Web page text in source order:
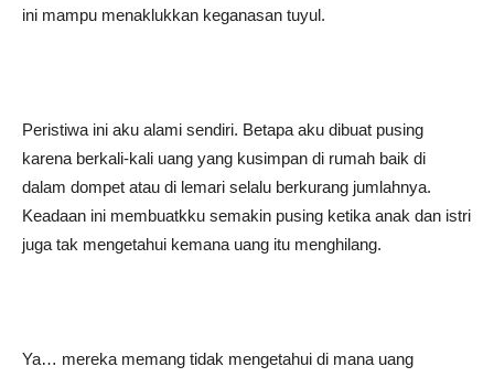
ini mampu menaklukkan keganasan tuyul.
Peristiwa ini aku alami sendiri. Betapa aku dibuat pusing
karena berkali-kali uang yang kusimpan di rumah baik di
dalam dompet atau di lemari selalu berkurang jumlahnya.
Keadaan ini membuatkku semakin pusing ketika anak dan istri
juga tak mengetahui kemana uang itu menghilang.
Ya… mereka memang tidak mengetahui di mana uang